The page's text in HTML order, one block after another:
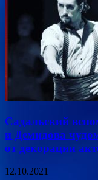
Садальский
и Демидова
от декорации
12.10.2021